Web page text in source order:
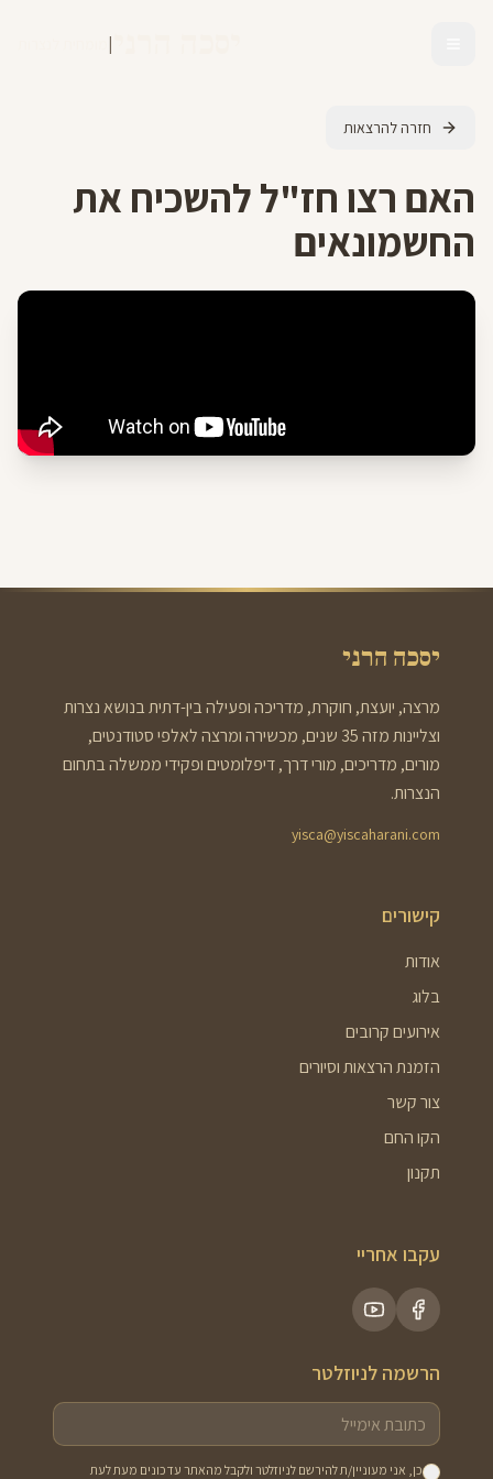
|
חזרה להרצאות
האם רצו חז"ל להשכיח את
החשמונאים
יסכה הרני
מרצה, יועצת, חוקרת, מדריכה ופעילה בין-דתית בנושא נצרות
וצליינות מזה 35 שנים, מכשירה ומרצה לאלפי סטודנטים,
מורים, מדריכים, מורי דרך, דיפלומטים ופקידי ממשלה בתחום
הנצרות.
yisca@yiscaharani.com
קישורים
אודות
בלוג
אירועים קרובים
הזמנת הרצאות וסיורים
צור קשר
הקו החם
תקנון
עקבו אחריי
הרשמה לניוזלטר
כן, אני מעוניין/ת להירשם לניוזלטר ולקבל מהאתר עדכונים מעת לעת